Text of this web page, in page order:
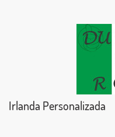
Irlanda Personalizada